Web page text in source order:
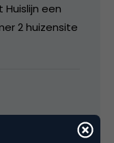
een
2 huizensite